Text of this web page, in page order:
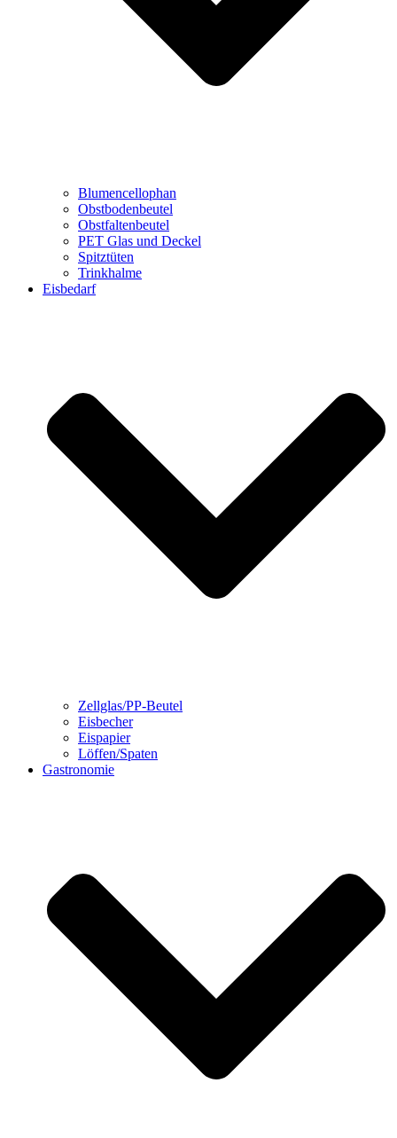
Blumencellophan
Obstbodenbeutel
Obstfaltenbeutel
PET Glas und Deckel
Spitztüten
Trinkhalme
Eisbedarf
Zellglas/PP-Beutel
Eisbecher
Eispapier
Löffen/Spaten
Gastronomie